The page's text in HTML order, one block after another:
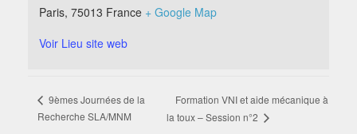
Paris, 75013 France + Google Map
Voir Lieu site web
9èmes Journées de la
Recherche SLA/MNM
Formation VNI et aide mécanique à
la toux – Session n°2